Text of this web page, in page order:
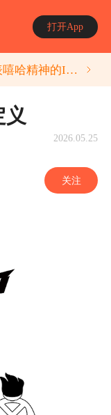
打开App
的IP创意大赛
2026.05.25
关注